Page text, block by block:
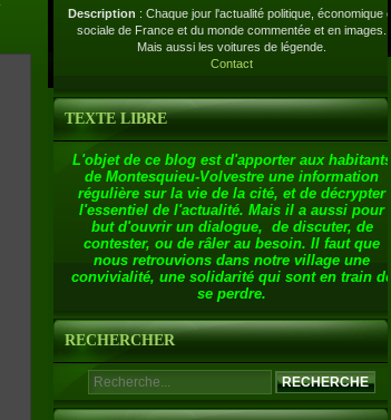
Description : Chaque jour l'actualité politique, économique et
sociale de France et du monde commentée et en images.
Mais aussi les voitures de légende.
Contact
TEXTE LIBRE
L'objet de ce blog est d'apporter aux habitants
de Montesquieu-Volvestre une information
régulière sur la vie de la cité, et de décrypter
l'essentiel de l'actualité. Mais il a aussi pour
but d'ouvrir un dialogue, de discuter, de
contester, ou de râler au besoin. Il faut que
nous retrouvions dans notre village une
convivialité, une solidarité qui sont en train de
se perdre.
RECHERCHER